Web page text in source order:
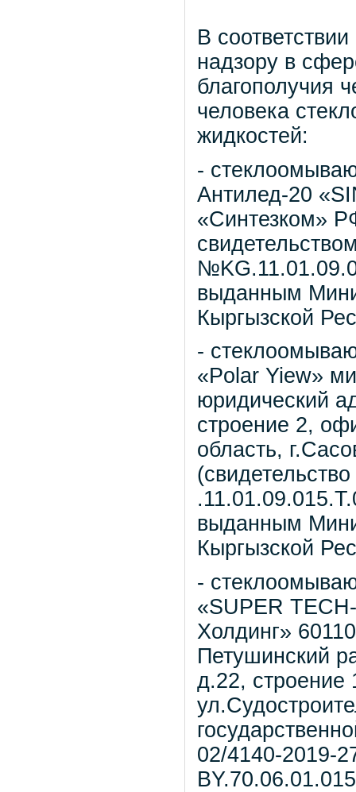
В
надзору в
благополучия
человека
жидкостей:
-
Антилед-20
«Синтезком»
выданным
Кыргызской
-
«Polar Yiew»
юридический
строение 2,
область,
выданным
Кыргызской
-
«SUPER
Холдинг»
Петушинский
д.22, строение
02/4140-2019-